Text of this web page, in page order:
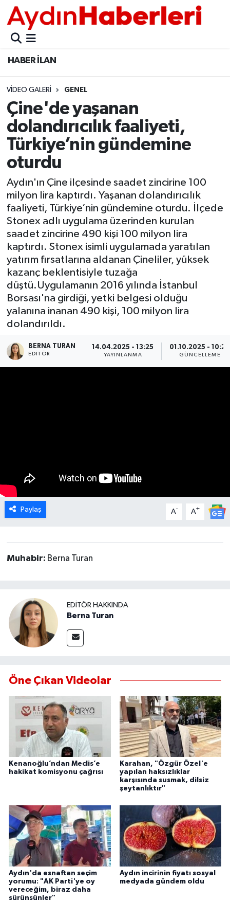
HABER İLAN
VIDEO GALERI GENEL
Çine'de yaşanan
dolandırıcılık faaliyeti,
Türkiye’nin gündemine
oturdu
Aydın'ın Çine ilçesinde saadet zincirine 100
milyon lira kaptırdı. Yaşanan dolandırıcılık
faaliyeti, Türkiye’nin gündemine oturdu. İlçede
Stonex adlı uygulama üzerinden kurulan
saadet zincirine 490 kişi 100 milyon lira
kaptırdı. Stonex isimli uygulamada yaratılan
yatırım fırsatlarına aldanan Çineliler, yüksek
kazanç beklentisiyle tuzağa
düştü.Uygulamanın 2016 yılında İstanbul
Borsası'na girdiği, yetki belgesi olduğu
yalanına inanan 490 kişi, 100 milyon lira
dolandırıldı.
BERNA TURAN
EDITÖR
14.04.2025 - 13:25
YAYINLANMA
01.10.2025 - 10:28
GÜNCELLEME
Paylaş A- A+
Muhabir: Berna Turan
EDITÖR HAKKINDA
Berna Turan
Öne Çıkan Videolar
Kenanoğlu’ndan Meclis’e
hakikat komisyonu çağrısı
Karahan, "Özgür Özel'e
yapılan haksızlıklar
karşısında susmak, dilsiz
şeytanlıktır"
Aydın'da esnaftan seçim
yorumu: "AK Parti'ye oy
vereceğim, biraz daha
sürünsünler"
Aydın incirinin fiyatı sosyal
medyada gündem oldu
GÜNCEL
POLİTİKA
BELEDİYELER
ASAYİŞ
EKONOMİ
BÜLTEN
ÇEVRE
DIŞ
DÜNYA
EGE
EĞİTİM
EKOLOJİ VE ÇEVRE
BİLİM VE TEKNOLOJİ
MAGAZİN
ÖZEL HABER
ŞİRKET HABERLERİ
SPOR
TEKNOLOJİ
YEREL
AFYON
AFYONKARAHİSAR
AYDIN
İZMİR
KÜTAHYA
MANİSA
Aydın Nöbetçi Eczaneler
Aydın Hava Durumu
Aydin Namaz Vakitleri
Aydın Trafik Yoğunluk Haritası
Süper Lig Puan Durumu ve Fikstür
Tüm Manşetler
Son Dakika Haberleri
Haber Arşivi